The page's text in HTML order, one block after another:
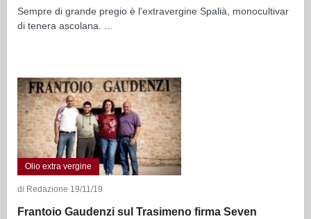
Sempre di grande pregio è l'extravergine Spalià, monocultivar
di tenera ascolana. ...
Olio extra vergine
di Redazione 19/11/19
Frantoio Gaudenzi sul Trasimeno firma Seven